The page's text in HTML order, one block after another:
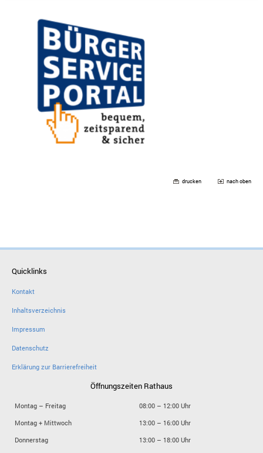
drucken nach oben
Quicklinks
Kontakt
Inhaltsverzeichnis
Impressum
Datenschutz
Erklärung zur Barrierefreiheit
Öffnungszeiten Rathaus
Montag – Freitag
08:00 – 12:00 Uhr
Montag + Mittwoch
13:00 – 16:00 Uhr
Donnerstag
13:00 – 18:00 Uhr